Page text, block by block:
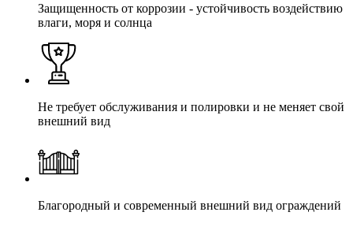
Защищенность от коррозии - устойчивость воздействию
влаги, моря и солнца
Не требует обслуживания и полировки и не меняет свой
внешний вид
Благородный и современный внешний вид ограждений